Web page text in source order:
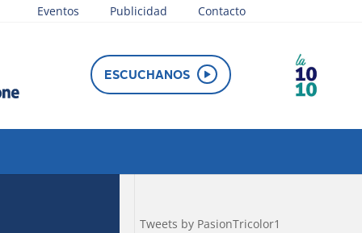
Eventos Publicidad Contacto
ESCUCHANOS
Tweets by PasionTricolor1